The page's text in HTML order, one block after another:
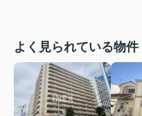
よく見られている物件